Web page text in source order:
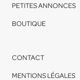
PETITES ANNONCES
BOUTIQUE
CONTACT
MENTIONS LÉGALES